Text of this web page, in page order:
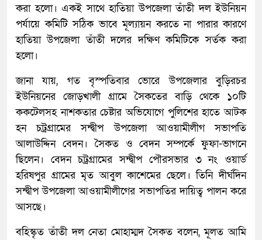
করা হলো। একই সাথে হাতিয়া উপজেলা তাঁতী দল ইউনিয়ন
পর্যায়ে কমিটি সঠিক ভাবে মূল্যায়ন করতে না পারার কারণে
হাতিয়া উপজেলা তাঁতী দলের দক্ষিণ কমিটিকে সর্তক করা
হলো।
জানা যায়, গত বৃস্পতিবার ভোরে উপজেলার বুড়িরচর
ইউনিয়নের জোড়খালী গ্রামে সৈকতের বাড়ি থেকে ১০টি
ককটেলসহ নাশকতার চেষ্টার অভিযোগে পুলিশের হাতে আটক
হন চট্রগ্রামের সন্দ্বীপ উপজেলা আওয়ামীলীগ সভাপতি
আলাউদ্দিন বেদন। সৈকত ও বেদন সম্পর্কে ফুফা-ভাগনে
ছিলেন। বেদন চট্রগ্রামের সন্দ্বীপ পৌরসভার ৩ নং ওয়ার্ড
হরিষপুর গ্রামের মৃত আবুল কাশেমের ছেলে। তিনি দীর্ঘদিন
সন্দ্বীপ উপজেলা আওয়ামীলীগের সভাপতির দায়িত্ব পালন করে
আসছে।
বহিস্কৃত তাঁতী দল নেতা মোহাম্মদ সৈকত বলেন, মূলত আমি